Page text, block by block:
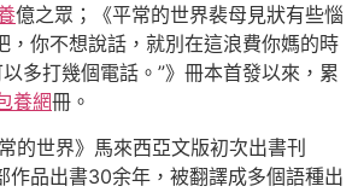
億之眾；《平常的世界裴母見狀有些惱
，你不想說話，就別在這浪費你媽的時
多打幾個電話。”》冊本首發以來，累
養網冊。
的世界》馬來西亞文版初次出書刊
作品出書30余年，被翻譯成多個語種出